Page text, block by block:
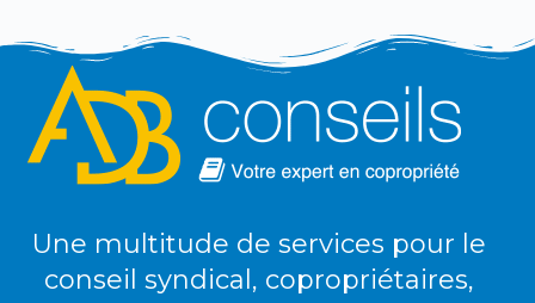
Une multitude de services pour le
conseil syndical, copropriétaires,